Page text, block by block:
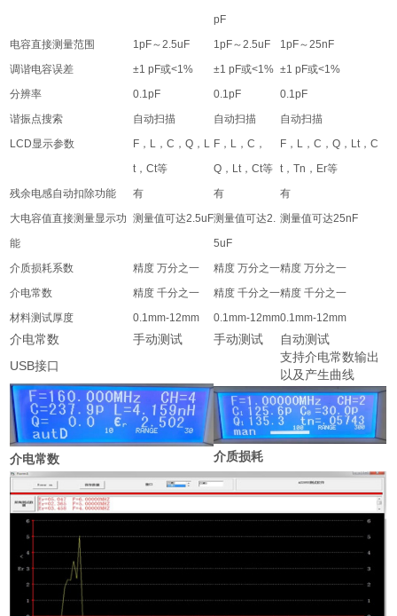
pF
电容直接测量范围 1pF～2.5uF 1pF～2.5uF
1pF～25nF
调谐电容误差
分辨率
±1 pF或<1%
0.1pF
±1 pF或<1%
0.1pF
±1 pF或<1%
0.1pF
谐振点搜索
自动扫描 自动扫描
自动扫描
LCD显示参数
F，L，C，Q，L
t，Ct等
F，L，C，
Q，Lt，Ct等
F，L，C，Q，Lt，C
t，Tn，Er等
残余电感自动扣除功能
有 有
有
大电容值直接测量显示功
能
测量值可达2.5uF测量值可达2.
5uF
测量值可达25nF
介质损耗系数 精度 万分之一 精度 万分之一精度 万分之一
介电常数
精度 千分之一 精度 千分之一精度 千分之一
材料测试厚度
0.1mm-12mm 0.1mm-12mm0.1mm-12mm
介电常数 手动测试 手动测试
自动测试
USB接口
支持介电常数输出
以及产生曲线
介电常数 介质损耗